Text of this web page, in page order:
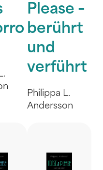
Please –
berührt
und
verführt
Philippa L.
Andersson